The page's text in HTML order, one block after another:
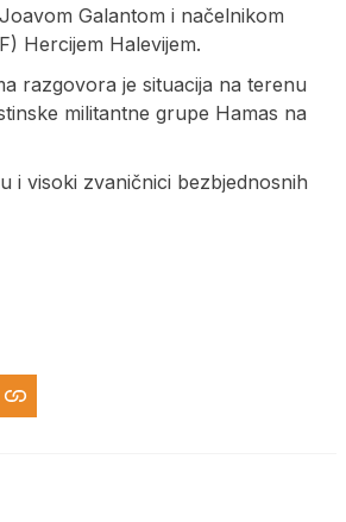
Galantom i načelnikom
Hercijem Halevijem.
razgovora je situacija na terenu
militantne grupe Hamas na
i visoki zvaničnici bezbjednosnih